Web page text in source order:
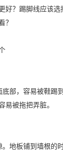
好？踢脚线应该
？
部，容易被鞋踢
易被拖把弄脏。
地板铺到墙根的